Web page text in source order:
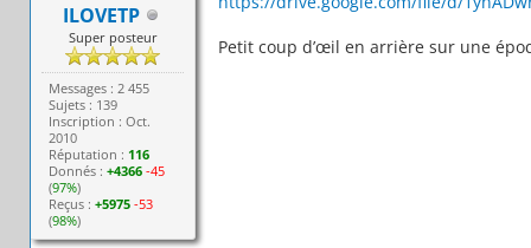
ILOVETP
Super posteur
Messages : 2 455
Sujets : 139
Inscription : Oct.
2010
Réputation : 116
Donnés :+4366 -45
(97%)
Reçus :+5975 -53
(98%)
Petit coup d’œil en arrière sur une